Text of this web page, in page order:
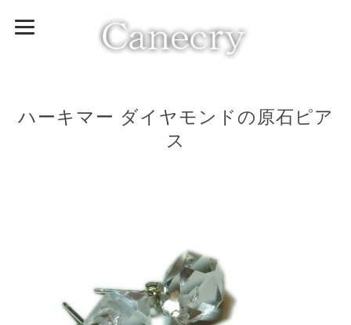
ハーキマー ダイヤモンドの原石ピア
ス